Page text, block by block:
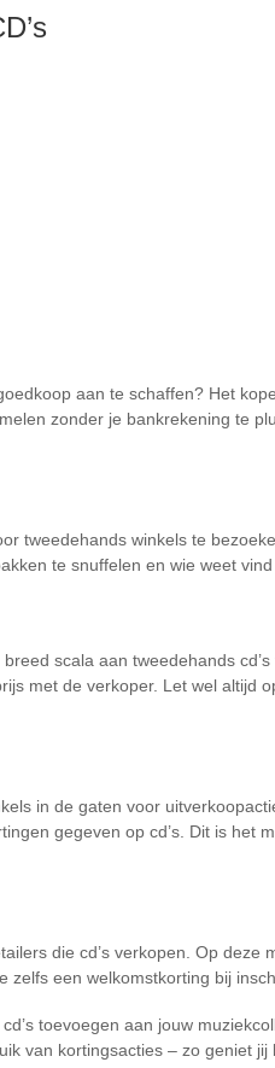
aan te schaffen? Het
zonder je bankrekening te
tweedehands winkels te
te snuffelen en wie weet
scala aan tweedehands
met de verkoper. Let wel altijd
in de gaten voor
gegeven op cd’s. Dit is het
die cd’s verkopen. Op
een welkomstkorting bij
toevoegen aan jouw
van kortingsacties – zo geniet